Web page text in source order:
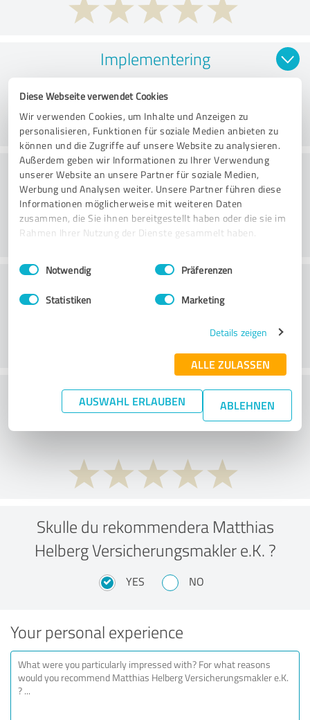
Diese Webseite verwendet Cookies
Wir verwenden Cookies, um Inhalte und Anzeigen zu
personalisieren, Funktionen für soziale Medien anbieten zu
können und die Zugriffe auf unsere Website zu analysieren.
Außerdem geben wir Informationen zu Ihrer Verwendung
unserer Website an unsere Partner für soziale Medien,
Werbung und Analysen weiter. Unsere Partner führen diese
Informationen möglicherweise mit weiteren Daten
zusammen, die Sie ihnen bereitgestellt haben oder die sie im
Rahmen Ihrer Nutzung der Dienste gesammelt haben.
Impressum Datenschutzbestimmungen
Einwilligungsauswahl
Notwendig Präferenzen
Statistiken Marketing
Details zeigen
ALLE ZULASSEN
AUSWAHL ERLAUBEN ABLEHNEN
Implementering
Rådgivning
Kundservice
What do you think of the price to
performance ratio?
Skulle du rekommendera Matthias
Helberg Versicherungsmakler e.K. ?
YES NO
Your personal experience